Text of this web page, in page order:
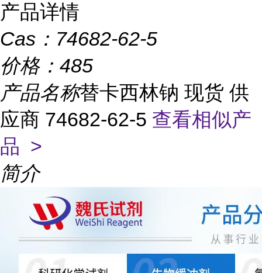
产品详情
Cas： 74682-62-5
价格： 485
产品名称替卡西林钠 现货 供
应商 74682-62-5 查看相似产
品 >
简介